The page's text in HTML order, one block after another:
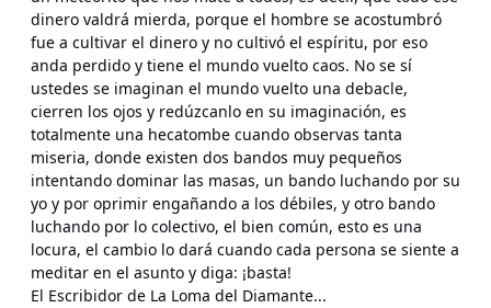
dinero valdrá mierda, porque el hombre se acostumbró
fue a cultivar el dinero y no cultivó el espíritu, por eso
anda perdido y tiene el mundo vuelto caos. No se sí
ustedes se imaginan el mundo vuelto una debacle,
cierren los ojos y redúzcanlo en su imaginación, es
totalmente una hecatombe cuando observas tanta
miseria, donde existen dos bandos muy pequeños
intentando dominar las masas, un bando luchando por su
yo y por oprimir engañando a los débiles, y otro bando
luchando por lo colectivo, el bien común, esto es una
locura, el cambio lo dará cuando cada persona se siente a
meditar en el asunto y diga: ¡basta!
El Escribidor de La Loma del Diamante...